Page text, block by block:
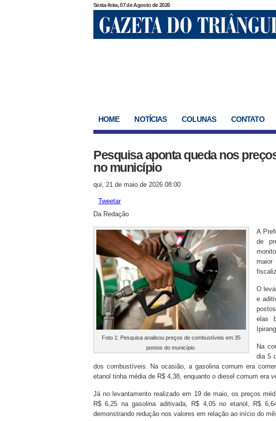
Sexta-feira, 07 de Agosto de 2026
HOME NOTÍCIAS COLUNAS CONTATO
Pesquisa aponta queda nos
no município
qui, 21 de maio de 2026 08:00
Tweetar
Da Redação
Foto 1: Pesquisa analisou preços de combustíveis em 35
postos do município.
A
de
O
e
elas
Na
dia 5
dos combustíveis. Na ocasião, a gasolina comum era
etanol tinha média de R$ 4,38, enquanto o diesel comum era
Já no levantamento realizado em 19 de maio, os preços
R$ 6,25 na gasolina aditivada, R$ 4,05 no etanol, R$
demonstrando redução nos valores em relação ao início do